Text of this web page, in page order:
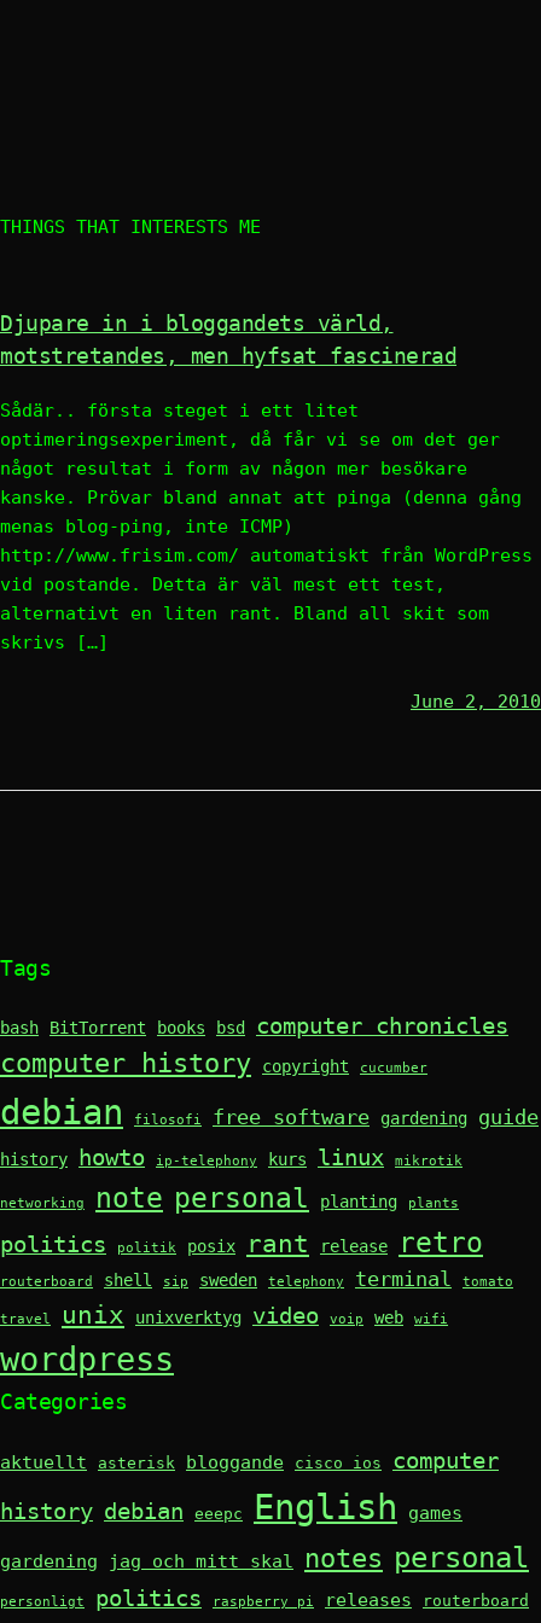
THINGS THAT INTERESTS ME
Djupare in i bloggandets värld,
motstretandes, men hyfsat fascinerad
Sådär.. första steget i ett litet
optimeringsexperiment, då får vi se om det ger
något resultat i form av någon mer besökare
kanske. Prövar bland annat att pinga (denna gång
menas blog-ping, inte ICMP)
http://www.frisim.com/ automatiskt från WordPress
vid postande. Detta är väl mest ett test,
alternativt en liten rant. Bland all skit som
skrivs […]
June 2, 2010
Tags
bash BitTorrent books bsd computer chronicles
computer history copyright cucumber
debian filosofi free software gardening guide
history howto ip-telephony kurs linux mikrotik
networking note personal planting plants
politics politik posix rant release retro
routerboard shell sip sweden telephony terminal tomato
travel unix unixverktyg video voip web wifi
wordpress
Categories
aktuellt asterisk bloggande cisco ios
computer
history debian eeepc English games
gardening jag och mitt skal notes personal
personligt politics raspberry pi releases routerboard